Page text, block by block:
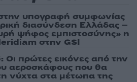
υπογραφή συμφωνίας
διασύνδεση Ελλάδας –
ψήφος εμπιστοσύνης» η
στην GSI
πρώτες εικόνες από την
αεροσκάφους που θα
τη νύχτα στα μέτωπα της